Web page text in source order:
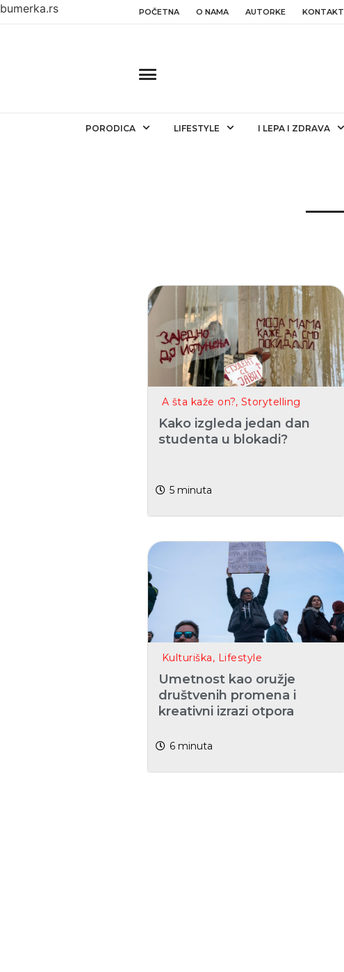
bumerka.rs POČETNA O NAMA AUTORKE KONTAKT
PORODICA LIFESTYLE I LEPA I ZDRAVA
A šta kaže on?, Storytelling
Kako izgleda jedan dan
studenta u blokadi?
5 minuta
Kulturiška, Lifestyle
Umetnost kao oružje
društvenih promena i
kreativni izrazi otpora
6 minuta